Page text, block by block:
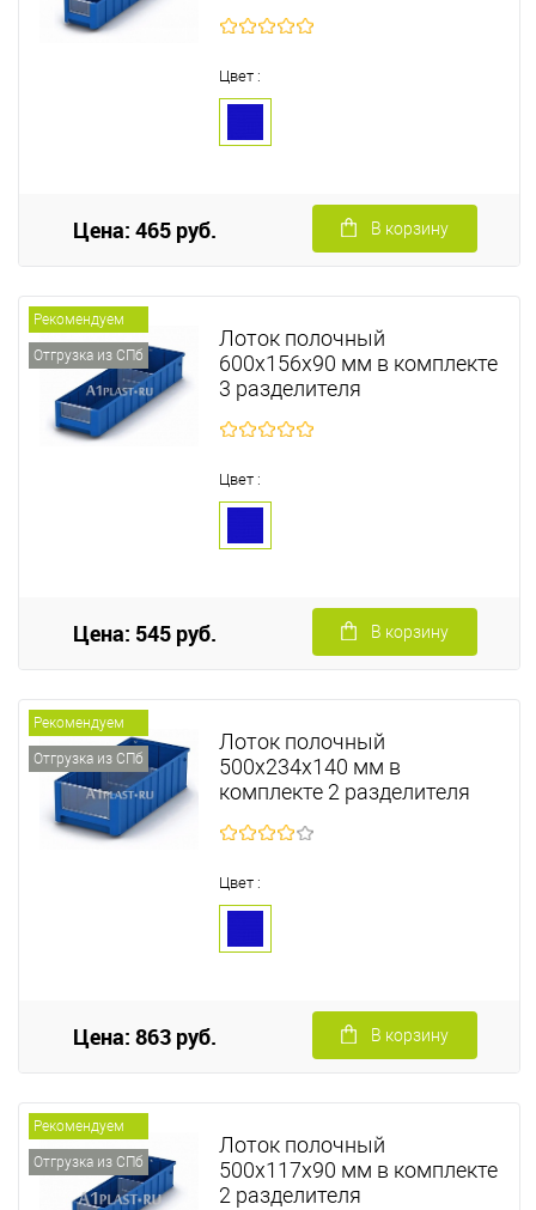
Цвет :
Цена: 465 руб. В корзину
Рекомендуем
Отгрузка из СПб
Лоток полочный
600х156х90 мм в комплекте
3 разделителя
Цвет :
Цена: 545 руб. В корзину
Рекомендуем
Отгрузка из СПб
Лоток полочный
500х234х140 мм в
комплекте 2 разделителя
Цвет :
Цена: 863 руб. В корзину
Рекомендуем
Отгрузка из СПб
Лоток полочный
500х117х90 мм в комплекте
2 разделителя